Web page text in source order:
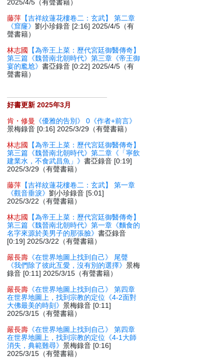
2025/4/5（有聲書籍）
藤萍 【吉祥紋蓮花樓卷二：玄武】 第二章
《窟窿》劉小珍錄音 [2:16] 2025/4/5（有
聲書籍）
林志國
【為帝王上菜：歷代宮廷御醫傳奇】
第三篇《魏晉南北朝時代》第三章《帝王御
宴的尷尬》書亞錄音 [0:22] 2025/4/5（有
聲書籍）
好書更新 2025年3月
肯・修曼
《優雅的告別》 0《作者+前言》
景梅錄音 [0:16] 2025/3/29（有聲書籍）
林志國
【為帝王上菜：歷代宮廷御醫傳奇】
第三篇《魏晉南北朝時代》第二章《「寧飲
建業水，不食武昌魚」》書亞錄音 [0:19]
2025/3/29（有聲書籍）
藤萍 【吉祥紋蓮花樓卷二：玄武】 第一章
《觀音垂淚》劉小珍錄音 [5:01]
2025/3/22（有聲書籍）
林志國
【為帝王上菜：歷代宮廷御醫傳奇】
第三篇《魏晉南北朝時代》第一章《麵食的
名字來源於美男子的那張臉》書亞錄音
[0:19] 2025/3/22（有聲書籍）
嚴長壽 《在世界地圖上找到自己》 尾聲
《我們除了彼此互愛，沒有別的選擇》景梅
錄音 [0:11] 2025/3/15（有聲書籍）
嚴長壽 《在世界地圖上找到自己》 第四章
在世界地圖上，找到宗教的定位《4-2面對
大佛最美的時刻》景梅錄音 [0:11]
2025/3/15（有聲書籍）
嚴長壽 《在世界地圖上找到自己》 第四章
在世界地圖上，找到宗教的定位《4-1大師
消失，典範難尋》景梅錄音 [0:16]
2025/3/15（有聲書籍）